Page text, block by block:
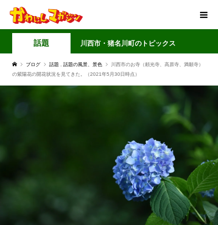
話題 川西市・猪名川町のトピックス
ブログ 話題 話題の風景、景色
川西市のお寺（頼光寺、高原寺、満願寺）
の紫陽花の開花状況を見てきた。（2021年5月30日時点）